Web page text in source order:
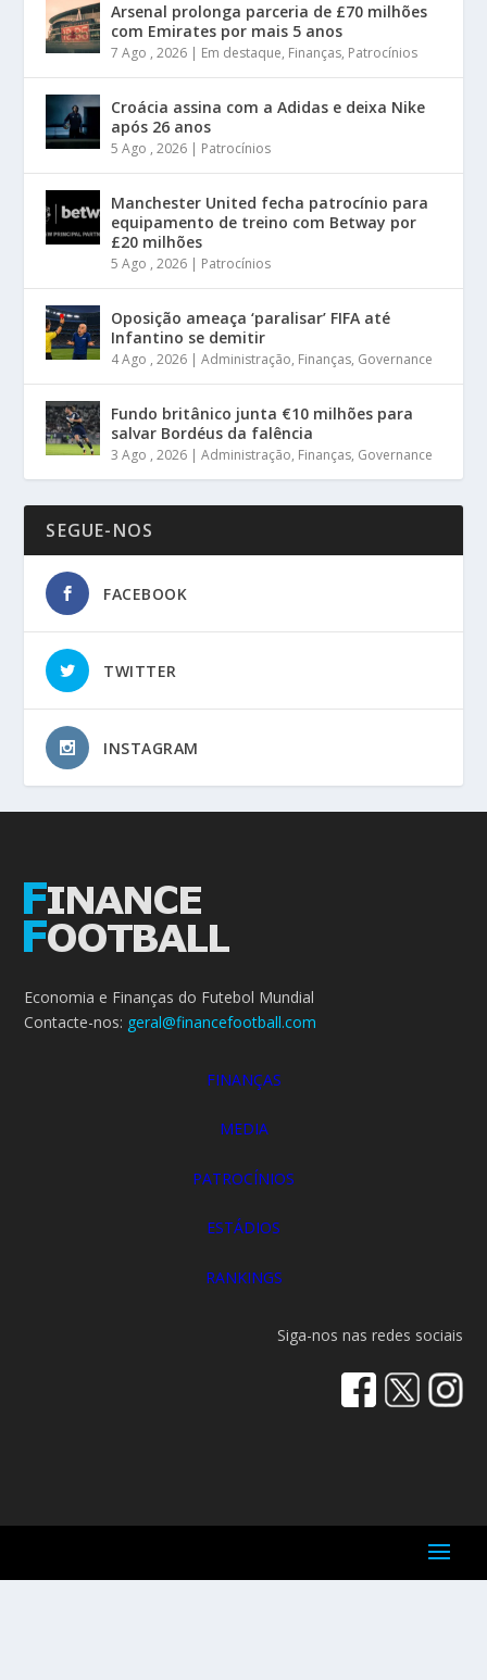
Arsenal prolonga parceria de £70 milhões
com Emirates por mais 5 anos
7 Ago , 2026 | Em destaque, Finanças, Patrocínios
Croácia assina com a Adidas e deixa Nike
após 26 anos
5 Ago , 2026 | Patrocínios
Manchester United fecha patrocínio para
equipamento de treino com Betway por
£20 milhões
5 Ago , 2026 | Patrocínios
Oposição ameaça ‘paralisar’ FIFA até
Infantino se demitir
4 Ago , 2026 |Administração, Finanças, Governance
Fundo britânico junta €10 milhões para
salvar Bordéus da falência
3 Ago , 2026 |Administração, Finanças, Governance
SEGUE-NOS
FACEBOOK
TWITTER
INSTAGRAM
Economia e Finanças do Futebol Mundial
Contacte-nos: geral@financefootball.com
FINANÇAS
MEDIA
PATROCÍNIOS
ESTÁDIOS
RANKINGS
Siga-nos nas redes sociais